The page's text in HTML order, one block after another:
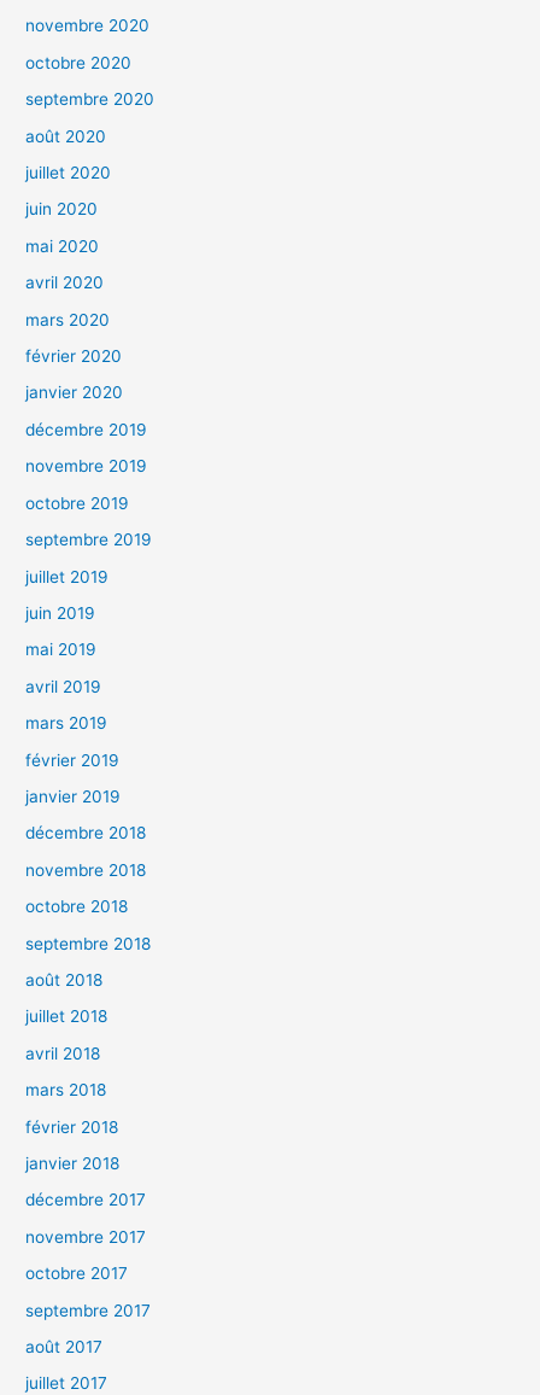
novembre 2020
octobre 2020
septembre 2020
août 2020
juillet 2020
juin 2020
mai 2020
avril 2020
mars 2020
février 2020
janvier 2020
décembre 2019
novembre 2019
octobre 2019
septembre 2019
juillet 2019
juin 2019
mai 2019
avril 2019
mars 2019
février 2019
janvier 2019
décembre 2018
novembre 2018
octobre 2018
septembre 2018
août 2018
juillet 2018
avril 2018
mars 2018
février 2018
janvier 2018
décembre 2017
novembre 2017
octobre 2017
septembre 2017
août 2017
juillet 2017